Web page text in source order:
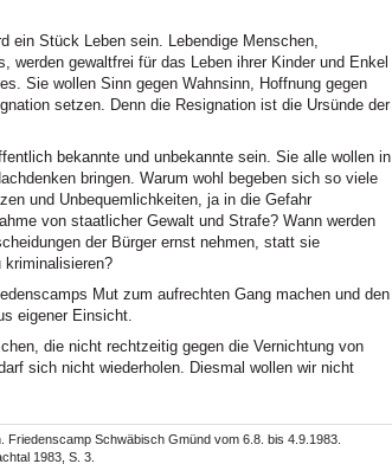
ein Stück Leben sein. Lebendige Menschen,
werden gewaltfrei für das Leben ihrer Kinder und Enkel
Sie wollen Sinn gegen Wahnsinn, Hoffnung gegen
setzen. Denn die Resignation ist die Ursünde der
bekannte und unbekannte sein. Sie alle wollen in
bringen. Warum wohl begeben sich so viele
und Unbequemlichkeiten, ja in die Gefahr
von staatlicher Gewalt und Strafe? Wann werden
der Bürger ernst nehmen, statt sie
Mut zum aufrechten Gang machen und den
eigener Einsicht.
die nicht rechtzeitig gegen die Vernichtung von
sich nicht wiederholen. Diesmal wollen wir nicht
Friedenscamp Schwäbisch Gmünd vom 6.8. bis 4.9.1983.
1983, S. 3.